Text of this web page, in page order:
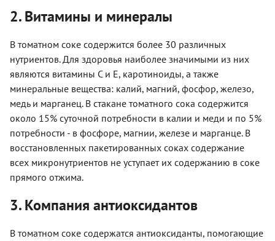
2. Витамины и минералы
В томатном соке содержится более 30 различных
нутриентов. Для здоровья наиболее значимыми из них
являются витамины С и Е, каротиноиды, а также
минеральные вещества: калий, магний, фосфор, железо,
медь и марганец. В стакане томатного сока содержится
около 15% суточной потребности в калии и меди и по 5%
потребности - в фосфоре, магнии, железе и марганце. В
восстановленных пакетированных соках содержание
всех микронутриентов не уступает их содержанию в соке
прямого отжима.
3. Компания антиоксидантов
В томатном соке содержатся антиоксиданты, помогающие